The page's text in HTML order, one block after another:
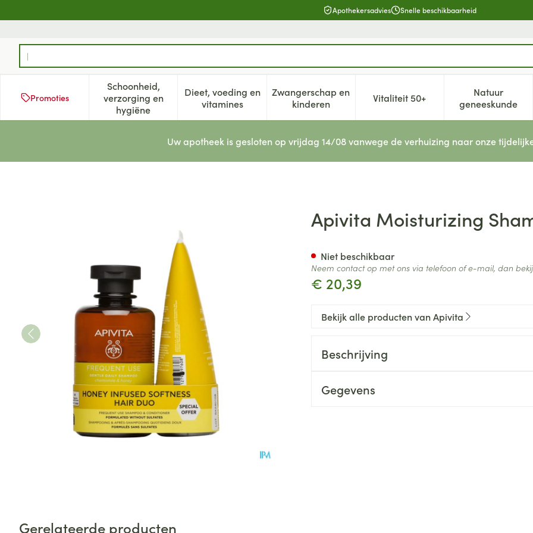
Apothekersadvies Snelle beschikbaarheid
Product, merk, categorie...
Promoties
Schoonheid,
verzorging en
hygiëne
Toon submenu voor Schoonheid, verzorging en hygiëne categorie
Dieet, voeding en
vitaminesToon submenu voor Dieet, voeding en vitamines categorie
Zwangerschap en
kinderenToon submenu voor Zwangerschap en kinderen
Vitaliteit 50+Toon submenu voor Vitaliteit
Natuur
geneeskunde
Toon
Uw apotheek is gesloten op vrijdag 14/08 vanwege de verhuizing naar onze
Apivita Moisturizing Shampoo 250ml + Condit. 150ml
Apivita Moisturizing
€ 20,39
Niet beschikbaar
Neem contact op met ons via telefoon of e-mail, dan
Bekijk alle producten van Apivita
Beschrijving
Gegevens
Gerelateerde producten